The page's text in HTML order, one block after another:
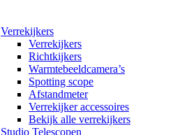
Verrekijkers
Verrekijkers
Richtkijkers
Warmtebeeldcamera’s
Spotting scope
Afstandmeter
Verrekijker accessoires
Bekijk alle verrekijkers
Studio Telescopen